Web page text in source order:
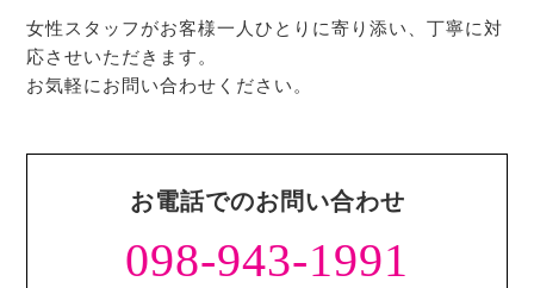
女性スタッフがお客様一人ひとりに寄り添い、丁寧に対
応させいただきます。
お気軽にお問い合わせください。
お電話でのお問い合わせ
098-943-1991